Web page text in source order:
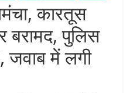
कारतूस
पुलिस
जवाब में लगी